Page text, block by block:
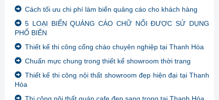
Cách tối ưu chi phí làm biển quảng cáo cho khách hàng
5 LOẠI BIỂN QUẢNG CÁO CHỮ NỔI ĐƯỢC SỬ DỤNG
PHỔ BIẾN
Thiết kế thi công cổng chào chuyên nghiệp tại Thanh Hóa
Chuẩn mực chung trong thiết kế showroom thời trang
Thiết kế thi công nội thất showroom đẹp hiện đại tại Thanh
Hóa